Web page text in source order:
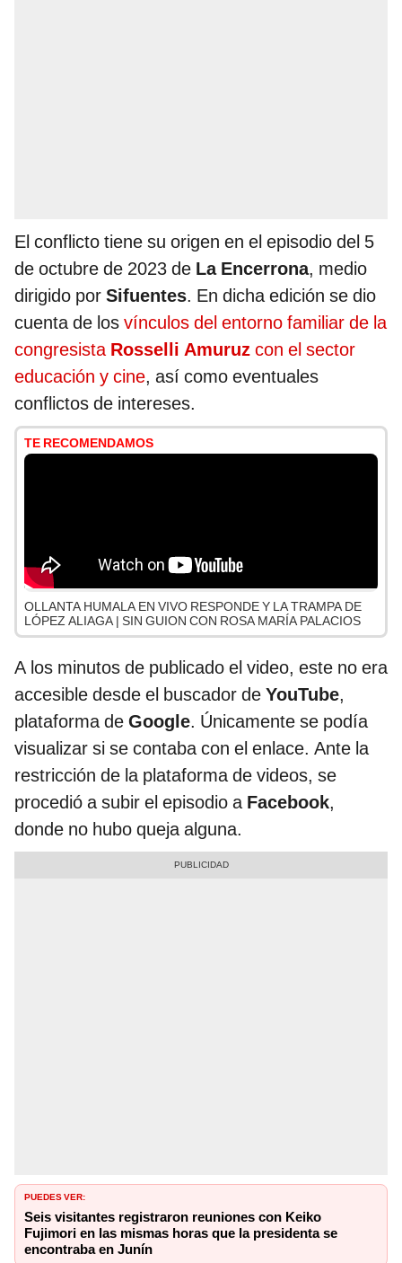
El conflicto tiene su origen en el episodio del 5
de octubre de 2023 de La Encerrona, medio
dirigido por Sifuentes. En dicha edición se dio
cuenta de los vínculos del entorno familiar de la
congresista Rosselli Amuruz con el sector
educación y cine, así como eventuales
conflictos de intereses.
TE RECOMENDAMOS
OLLANTA HUMALA EN VIVO RESPONDE Y LA TRAMPA DE
LÓPEZ ALIAGA | SIN GUION CON ROSA MARÍA PALACIOS
A los minutos de publicado el video, este no era
accesible desde el buscador de YouTube,
plataforma de Google. Únicamente se podía
visualizar si se contaba con el enlace. Ante la
restricción de la plataforma de videos, se
procedió a subir el episodio a Facebook,
donde no hubo queja alguna.
PUEDES VER:
Seis visitantes registraron reuniones con Keiko
Fujimori en las mismas horas que la presidenta se
encontraba en Junín